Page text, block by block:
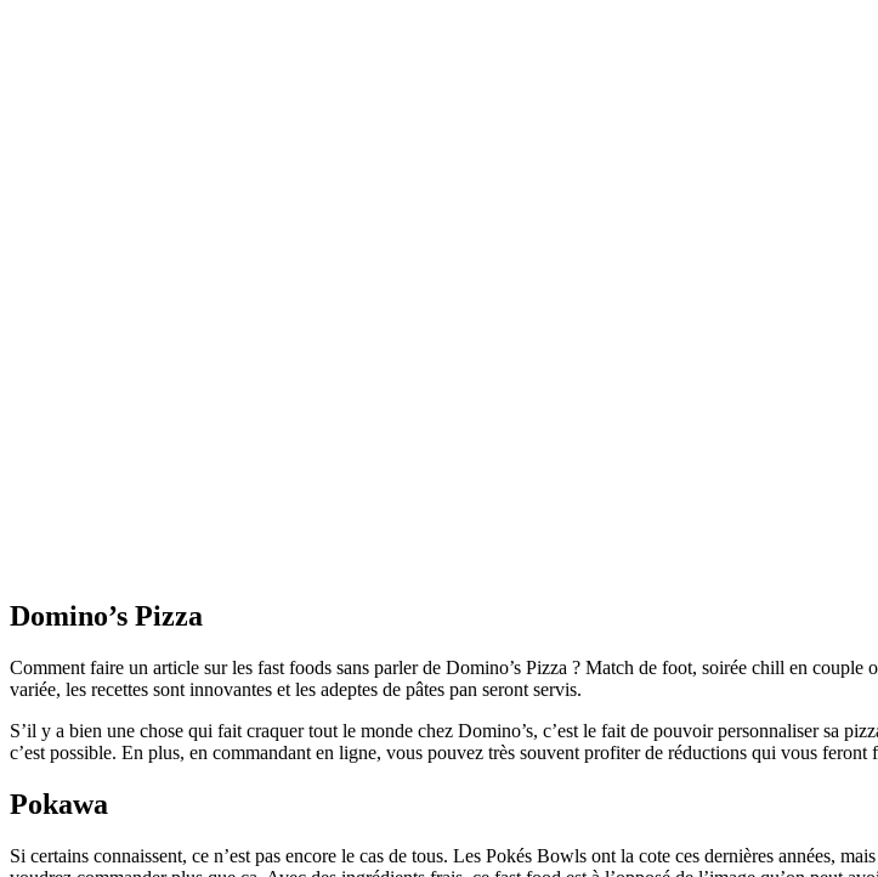
Domino’s Pizza
Comment faire un article sur les fast foods sans parler de Domino’s Pizza ? Match de foot, soirée chill en
variée, les recettes sont innovantes et les adeptes de pâtes pan seront servis.
S’il y a bien une chose qui fait craquer tout le monde chez Domino’s, c’est le fait de pouvoir personnaliser sa
c’est possible. En plus, en commandant en ligne, vous pouvez très souvent profiter de réductions qui vous feront
Pokawa
Si certains connaissent, ce n’est pas encore le cas de tous. Les Pokés Bowls ont la cote ces dernières années,